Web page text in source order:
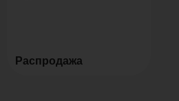
Распродажа